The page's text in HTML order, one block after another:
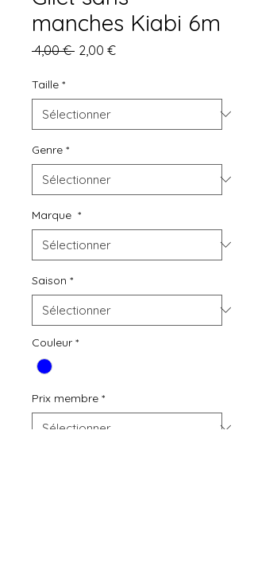
manches Kiabi 6m
4,00 € Prix
2,00 €Prix
Taille *
Genre *
Marque *
Saison *
Couleur *
Prix membre *